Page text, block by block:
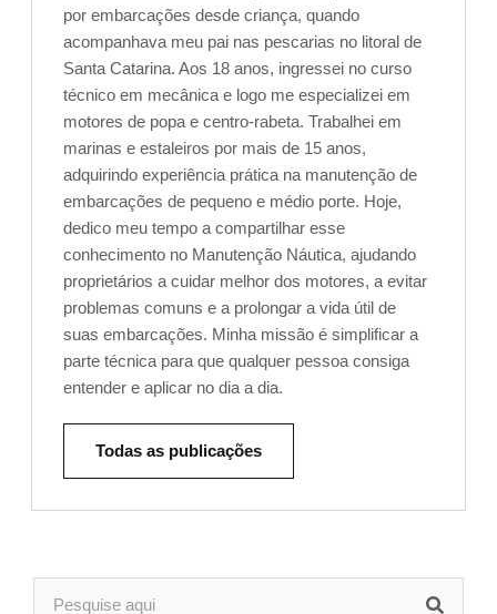
por embarcações desde criança, quando
acompanhava meu pai nas pescarias no litoral de
Santa Catarina. Aos 18 anos, ingressei no curso
técnico em mecânica e logo me especializei em
motores de popa e centro-rabeta. Trabalhei em
marinas e estaleiros por mais de 15 anos,
adquirindo experiência prática na manutenção de
embarcações de pequeno e médio porte. Hoje,
dedico meu tempo a compartilhar esse
conhecimento no Manutenção Náutica, ajudando
proprietários a cuidar melhor dos motores, a evitar
problemas comuns e a prolongar a vida útil de
suas embarcações. Minha missão é simplificar a
parte técnica para que qualquer pessoa consiga
entender e aplicar no dia a dia.
Todas as publicações